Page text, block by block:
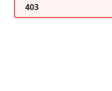
403